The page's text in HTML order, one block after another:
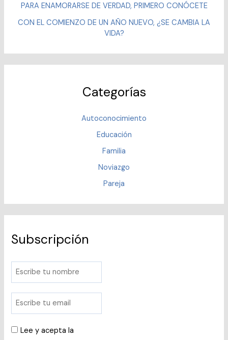
PARA ENAMORARSE DE VERDAD, PRIMERO CONÓCETE
CON EL COMIENZO DE UN AÑO NUEVO, ¿SE CAMBIA LA
VIDA?
Categorías
Autoconocimiento
Educación
Familia
Noviazgo
Pareja
Subscripción
Lee y acepta la